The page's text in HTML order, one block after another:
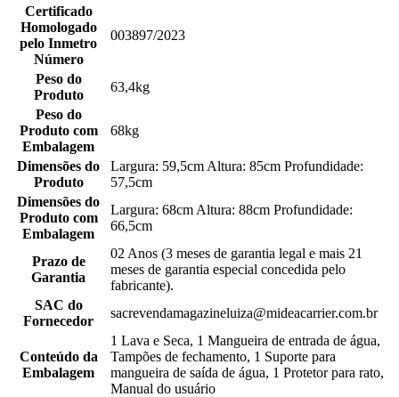
Certificado
Homologado
pelo Inmetro
Número
003897/2023
Peso do
Produto
63,4kg
Peso do
Produto com
Embalagem
68kg
Dimensões do
Produto
Largura: 59,5cm Altura: 85cm Profundidade:
57,5cm
Dimensões do
Produto com
Embalagem
Largura: 68cm Altura: 88cm Profundidade:
66,5cm
Prazo de
Garantia
02 Anos (3 meses de garantia legal e mais 21
meses de garantia especial concedida pelo
fabricante).
SAC do
Fornecedor
sacrevendamagazineluiza@mideacarrier.com.br
Conteúdo da
Embalagem
1 Lava e Seca, 1 Mangueira de entrada de água,
Tampões de fechamento, 1 Suporte para
mangueira de saída de água, 1 Protetor para rato,
Manual do usuário